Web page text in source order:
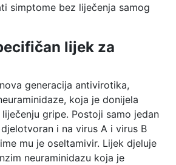
simptome bez liječenja samog
lijek za
generacija antivirotika,
koja je donijela
gripe. Postoji samo jedan
i na virus A i virus B
mu je oseltamivir. Lijek djeluje
neuraminidazu koja je